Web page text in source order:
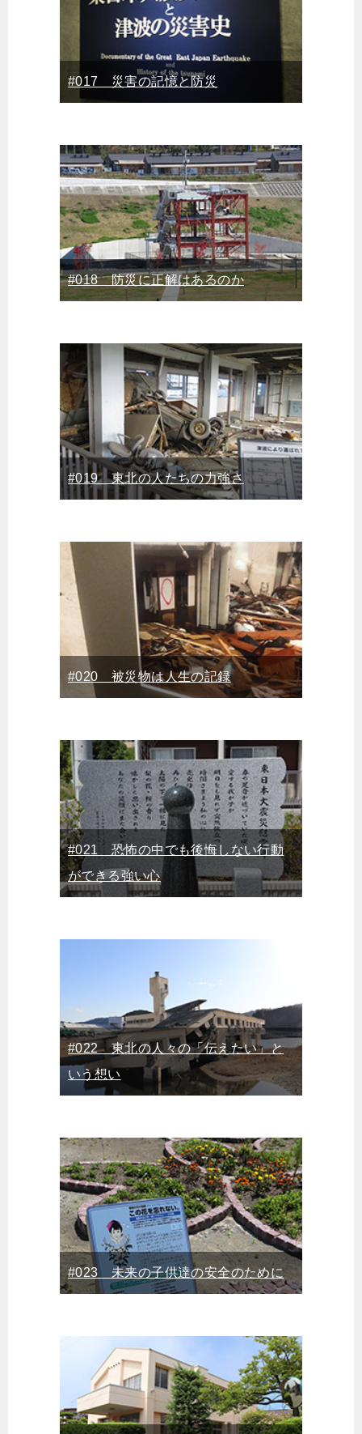
#017 災害の記憶と防災
#018 防災に正解はあるのか
#019 東北の人たちの力強さ
#020 被災物は人生の記録
#021 恐怖の中でも後悔しない行動
ができる強い心
#022 東北の人々の「伝えたい」と
いう想い
#023 未来の子供達の安全のために